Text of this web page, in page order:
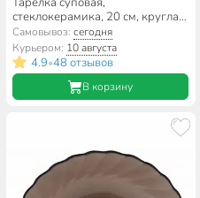
стеклокерамика, 20 см, круглая,
Precious, Luminarc, Q1934
Самовывоз:сегодня
Курьером: 10 августа
4.9•48 отзывов
В корзину